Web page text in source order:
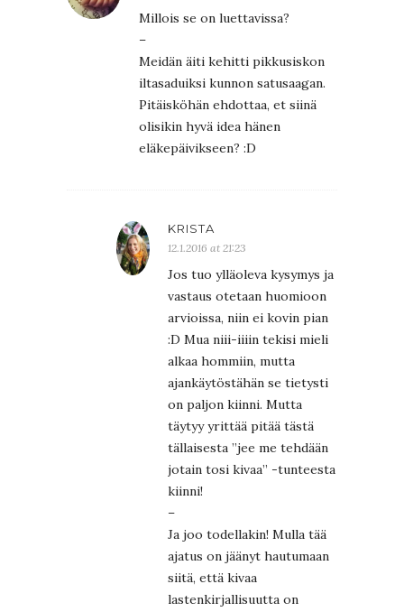
Millois se on luettavissa?
–
Meidän äiti kehitti pikkusiskon
iltasaduiksi kunnon satusaagan.
Pitäisköhän ehdottaa, et siinä
olisikin hyvä idea hänen
eläkepäivikseen? :D
KRISTA
12.1.2016 at 21:23
Jos tuo ylläoleva kysymys ja
vastaus otetaan huomioon
arvioissa, niin ei kovin pian
:D Mua niii-iiiin tekisi mieli
alkaa hommiin, mutta
ajankäytöstähän se tietysti
on paljon kiinni. Mutta
täytyy yrittää pitää tästä
tällaisesta ”jee me tehdään
jotain tosi kivaa” -tunteesta
kiinni!
–
Ja joo todellakin! Mulla tää
ajatus on jäänyt hautumaan
siitä, että kivaa
lastenkirjallisuutta on